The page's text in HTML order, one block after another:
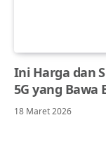
Ini Harga dan
5G yang Bawa
18 Maret 2026